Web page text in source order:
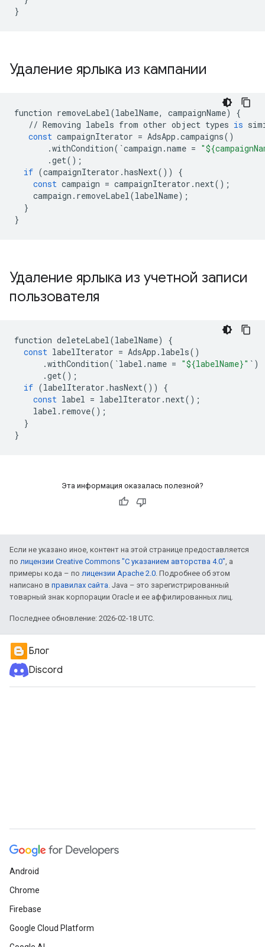
}
Удаление ярлыка из кампании
function removeLabel(labelName, campaignName)
{
// Removing labels from other object types is
const campaignIterator = AdsApp .campaigns()
.withCondition( `campaign .name =
.get();
if (campaignIterator .hasNext())
{
const campaign = campaignIterator .next();
campaign . removeLabel(labelName);
}
}
Удаление ярлыка из учетной записи
пользователя
function deleteLabel(labelName)
{
const labelIterator = AdsApp . labels()
.withCondition( `label .name = "${labelName}" ` )
.get();
if (labelIterator .hasNext())
{
const label = labelIterator .next();
label . remove();
}
}
Эта информация оказалась полезной?
Если не указано иное, контент на этой странице предоставляется
по лицензии Creative Commons "С указанием авторства 4.0", а
примеры кода – по лицензии Apache 2.0. Подробнее об этом
написано в правилах сайта. Java – это зарегистрированный
товарный знак корпорации Oracle и ее аффилированных лиц.
Последнее обновление: 2026-02-18 UTC.
Блог
Discord
Android
Chrome
Firebase
Google Cloud Platform